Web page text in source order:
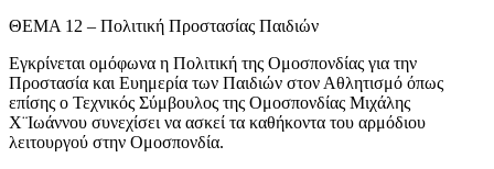
ΘΕΜΑ 12 – Πολιτική Προστασίας Παιδιών
Εγκρίνεται ομόφωνα η Πολιτική της Ομοσπονδίας για την
Προστασία και Ευημερία των Παιδιών στον Αθλητισμό όπως
επίσης ο Τεχνικός Σύμβουλος της Ομοσπονδίας Μιχάλης
Χ¨Ιωάννου συνεχίσει να ασκεί τα καθήκοντα του αρμόδιου
λειτουργού στην Ομοσπονδία.